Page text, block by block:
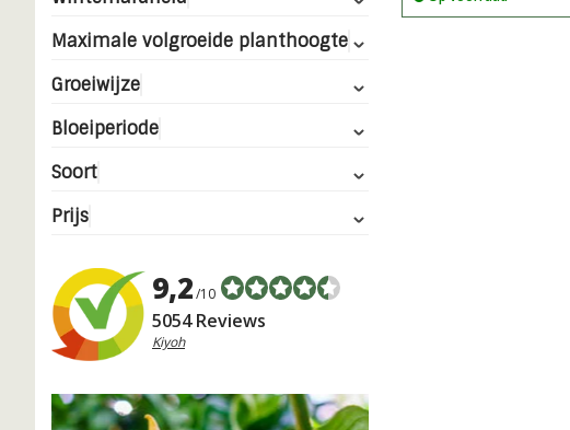
Maximale volgroeide planthoogte
Groeiwijze
Bloeiperiode
Soort
Prijs
9,2/10
5054 Reviews
Kiyoh